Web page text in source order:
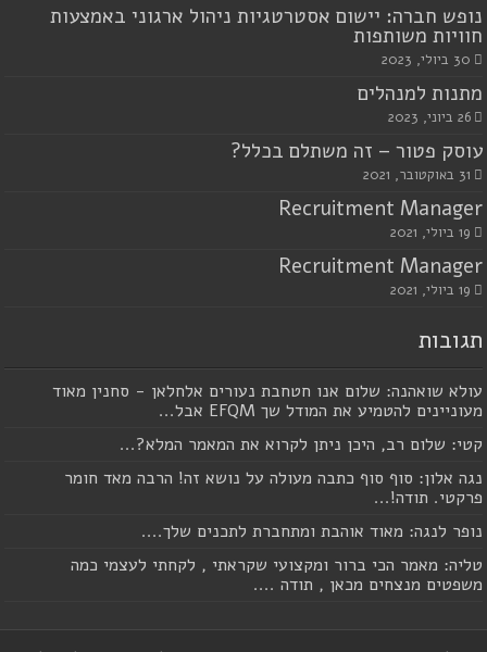
נופש חברה: יישום אסטרטגיות ניהול ארגוני באמצעות
חוויות משותפות
30 ביולי, 2023
מתנות למנהלים
26 ביוני, 2023
עוסק פטור – זה משתלם בכלל?
31 באוקטובר, 2021
Recruitment Manager
19 ביולי, 2021
Recruitment Manager
19 ביולי, 2021
תגובות
עולא שואהנה: שלום אנו חטחבת נעורים אלחלאן - סחנין מאוד
מעוניינים להטמיע את המודל שך EFQM אבל...
קטי: שלום רב, היכן ניתן לקרוא את המאמר המלא?...
נגה אלון: סוף סוף כתבה מעולה על נושא זה! הרבה מאד חומר
פרקטי. תודה!...
נופר לנגה: מאוד אוהבת ומתחברת לתכנים שלך....
טליה: מאמר הכי ברור ומקצועי שקראתי , לקחתי לעצמי כמה
משפטים מנצחים מכאן , תודה ....